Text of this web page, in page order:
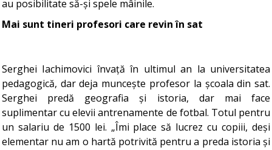
au posibilitate să-și spele mâinile.
Mai sunt tineri profesori care revin în sat
Serghei Iachimovici învață în ultimul an la universitatea
pedagogică, dar deja muncește profesor la școala din sat.
Serghei predă geografia și istoria, dar mai face
suplimentar cu elevii antrenamente de fotbal. Totul pentru
un salariu de 1500 lei. „Îmi place să lucrez cu copiii, deși
elementar nu am o hartă potrivită pentru a preda istoria și